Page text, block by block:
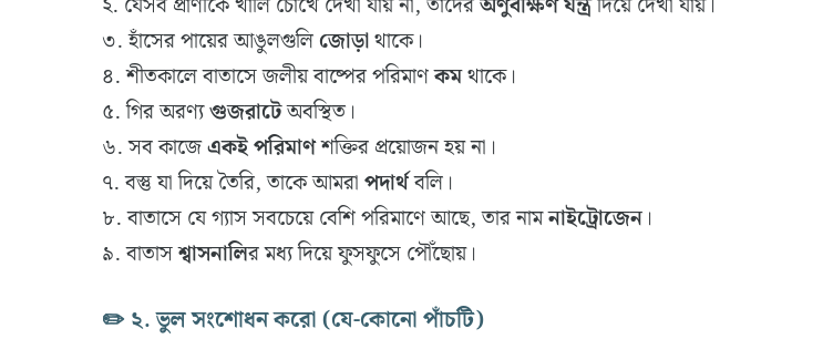
৩. হাঁসের পায়ের আঙুলগুলিজোড়াথাকে।
৪. শীতকালে বাতাসে জলীয় বাষ্পের পরিমাণকমথাকে।
৫. গির অরণ্যগুজরাটেঅবস্থিত।
৬. সব কাজেএকই পরিমাণশক্তির প্রয়োজন হয় না।
৭. বস্তু যা দিয়ে তৈরি, তাকে আমরাপদার্থবলি।
৮. বাতাসে যে গ্যাস সবচেয়ে বেশি পরিমাণে আছে, তার নামনাইট্রোজেন।
৯. বাতাসশ্বাসনালির মধ্য দিয়ে ফুসফুসে পৌঁছোয়।
✏️ ২. ভুল সংশোধন করো (যে-কোনো পাঁচটি)